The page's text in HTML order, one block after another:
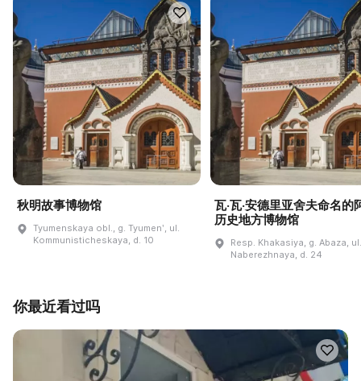
秋明故事博物馆
Tyumenskaya obl., g. Tyumenʹ, ul.
Kommunisticheskaya, d. 10
瓦·瓦·安德里亚舍夫命名的
历史地方博物馆
Resp. Khakasiya, g. Abaza, ul.
Naberezhnaya, d. 24
你最近看过吗